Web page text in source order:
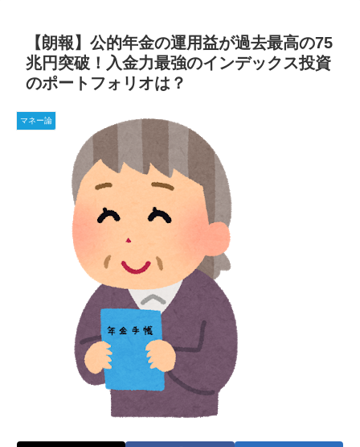
【朗報】公的年金の運用益が過去最高の75
兆円突破！入金力最強のインデックス投資
のポートフォリオは？
マネー論